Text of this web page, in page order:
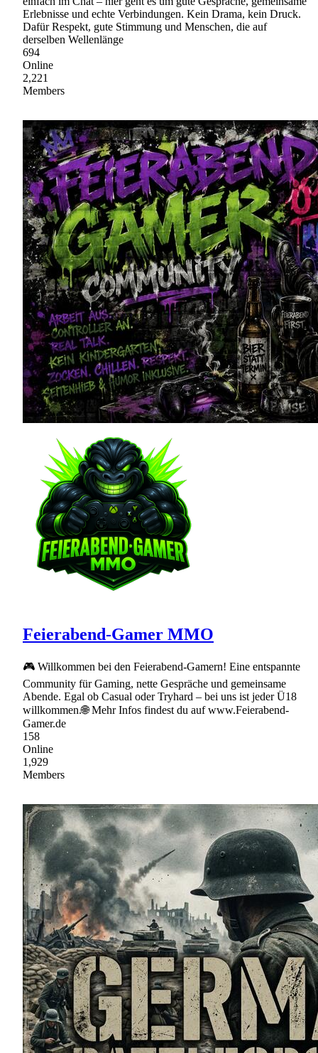
Erlebnisse und echte Verbindungen. Kein Drama, kein Druck.
Dafür Respekt, gute Stimmung und Menschen, die auf
derselben Wellenlänge
694
Online
2,221
Members
Feierabend-Gamer MMO
🎮 Willkommen bei den Feierabend-Gamern! Eine entspannte
Community für Gaming, nette Gespräche und gemeinsame
Abende. Egal ob Casual oder Tryhard – bei uns ist jeder Ü18
willkommen.🌐 Mehr Infos findest du auf www.Feierabend-
Gamer.de
158
Online
1,929
Members